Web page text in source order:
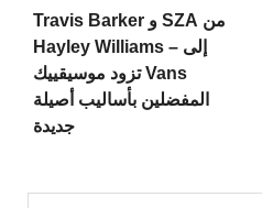
من SZA و Travis Barker
إلى Hayley Williams –
Vans تزود موسيقييك
المفضلين بأساليب أصيلة
جديدة